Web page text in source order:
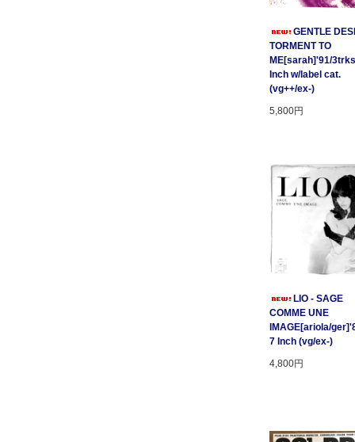
GENTLE
TORMENT TO
ME[sarah]'91/
Inch w/label cat.
(vg++/ex-)
5,800円
LIO - SAGE
COMME UNE
IMAGE[ariola/
7 Inch (vg/ex-)
4,800円